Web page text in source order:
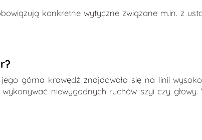
konkretne wytyczne związane m.in. z
górna krawędź znajdowała się na linii
niewygodnych ruchów szyi czy